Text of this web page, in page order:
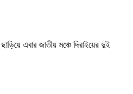
এবার জাতীয় মঞ্চে দিরাইয়ের দুই